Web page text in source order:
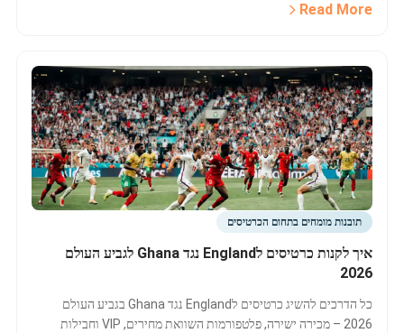
Read More
תובנות מומחים בתחום הכרטיסים
איך לקנות כרטיסים לEngland נגד Ghana לגביע העולם
2026
כל הדרכים להשיג כרטיסים לEngland נגד Ghana בגביע העולם
2026 – מכירה ישירה, פלטפורמות השוואת מחירים, VIP וחבילות